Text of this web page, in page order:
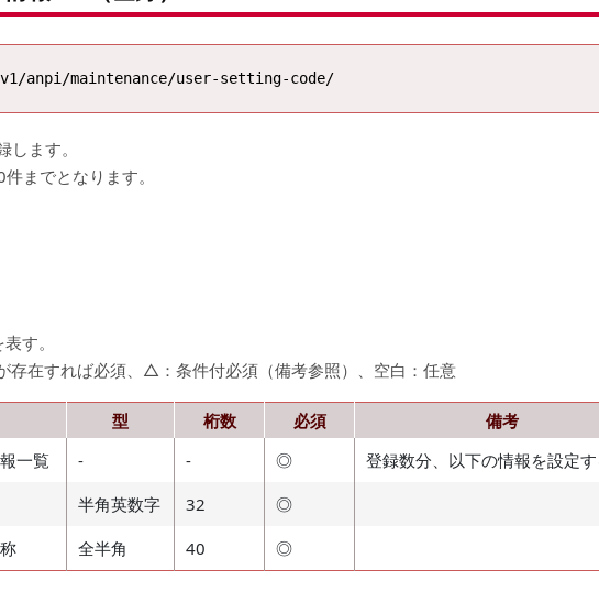
ます。
までとなります。
す。
在すれば必須、△：条件付必須（備考参照）、空白：任意
型 桁数 必須
備考
一覧 - - ◎
登録数分、以下の情報を設定
半角英数字 32
◎
全半角 40 ◎